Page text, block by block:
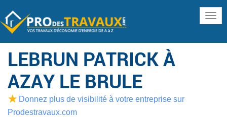
LEBRUN PATRICK À
AZAY LE BRULE
Donnez plus de visibilité à votre entreprise sur
Prodestravaux.com